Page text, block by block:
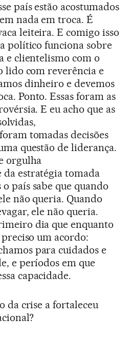
país estão acostumados
nada em troca. É
leiteira. E comigo isso
político funciona sobre
e clientelismo com o
lido com reverência e
dinheiro e devemos
Ponto. Essas foram as
E eu acho que as
tomadas decisões
questão de liderança.
orgulha
estratégia tomada
país sabe que quando
não queria. Quando
ele não queria.
dia que enquanto
um acordo:
para cuidados e
e períodos em que
capacidade.
da crise a fortaleceu